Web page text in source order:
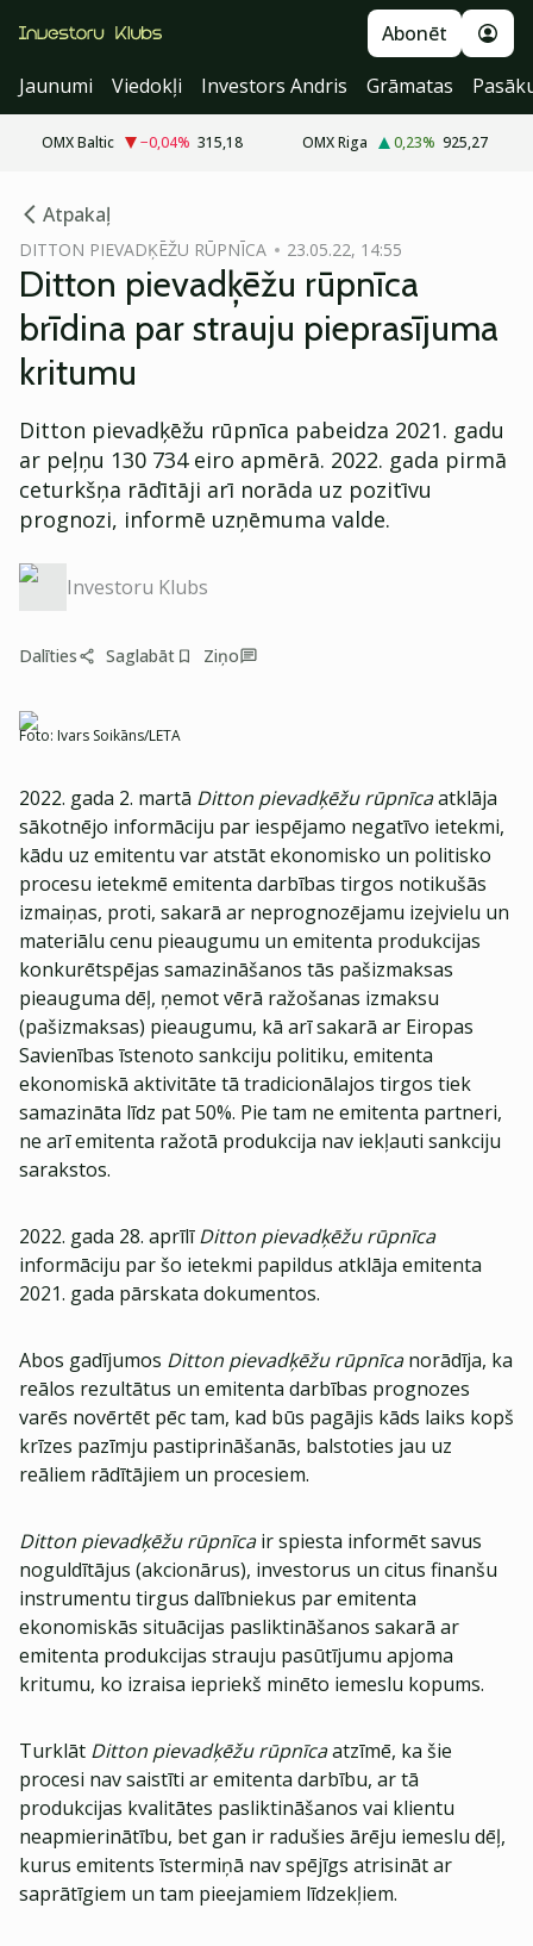
Abonēt
Jaunumi
Viedokļi Investors Andris Grāmatas
OMX Baltic −0,04% 315,18 OMX Riga 0,23% 925,27
Atpakaļ
DITTON PIEVADĶĒŽU RŪPNĪCA 23.05.22, 14:55
Ditton pievadķēžu rūpnīca
brīdina par strauju pieprasījuma
kritumu
Ditton pievadķēžu rūpnīca pabeidza 2021. gadu
ar peļņu 130 734 eiro apmērā. 2022. gada pirmā
ceturkšņa rādītāji arī norāda uz pozitīvu
prognozi, informē uzņēmuma valde.
Investoru Klubs
Dalīties Saglabāt Ziņo
Foto: Ivars Soikāns/LETA
2022. gada 2. martā Ditton pievadķēžu rūpnīcaatklāja
sākotnējo informāciju par iespējamo negatīvo ietekmi,
kādu uz emitentu var atstāt ekonomisko un politisko
procesu ietekmē emitenta darbības tirgos notikušās
izmaiņas, proti, sakarā ar neprognozējamu izejvielu un
materiālu cenu pieaugumu un emitenta produkcijas
konkurētspējas samazināšanos tās pašizmaksas
pieauguma dēļ, ņemot vērā ražošanas izmaksu
(pašizmaksas) pieaugumu, kā arī sakarā ar Eiropas
Savienības īstenoto sankciju politiku, emitenta
ekonomiskā aktivitāte tā tradicionālajos tirgos tiek
samazināta līdz pat 50%. Pie tam ne emitenta partneri,
ne arī emitenta ražotā produkcija nav iekļauti sankciju
sarakstos.
2022. gada 28. aprīlīDitton pievadķēžu rūpnīca
informāciju par šo ietekmi papildus atklāja emitenta
2021. gada pārskata dokumentos.
Abos gadījumos Ditton pievadķēžu rūpnīcanorādīja, ka
reālos rezultātus un emitenta darbības prognozes
varēs novērtēt pēc tam, kad būs pagājis kāds laiks kopš
krīzes pazīmju pastiprināšanās, balstoties jau uz
reāliem rādītājiem un procesiem.
Ditton pievadķēžu rūpnīcair spiesta informēt savus
noguldītājus (akcionārus), investorus un citus finanšu
instrumentu tirgus dalībniekus par emitenta
ekonomiskās situācijas pasliktināšanos sakarā ar
emitenta produkcijas strauju pasūtījumu apjoma
kritumu, ko izraisa iepriekš minēto iemeslu kopums.
Turklāt Ditton pievadķēžu rūpnīcaatzīmē, ka šie
procesi nav saistīti ar emitenta darbību, ar tā
produkcijas kvalitātes pasliktināšanos vai klientu
neapmierinātību, bet gan ir radušies ārēju iemeslu dēļ,
kurus emitents īstermiņā nav spējīgs atrisināt ar
saprātīgiem un tam pieejamiem līdzekļiem.